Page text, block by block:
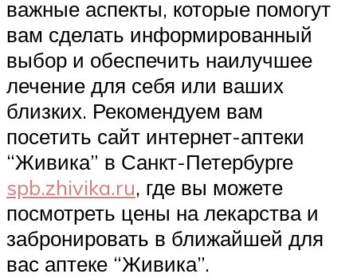
важные аспекты, которые помогут
вам сделать информированный
выбор и обеспечить наилучшее
лечение для себя или ваших
близких. Рекомендуем вам
посетить сайт интернет-аптеки
“Живика” в Санкт-Петербурге
spb.zhivika.ru, где вы можете
посмотреть цены на лекарства и
забронировать в ближайшей для
вас аптеке “Живика”.